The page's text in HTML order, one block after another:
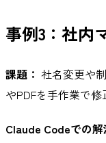
事例3：社内
課題： 社名変更や
やPDFを手作業で修
Claude Codeでの解